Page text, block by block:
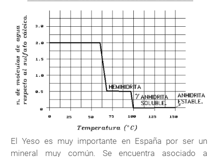
El Yeso es muy importante en España por ser un
mineral muy común. Se encuentra asociado a